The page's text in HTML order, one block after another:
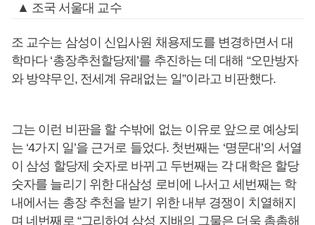
▲ 조국 서울대 교수
조 교수는 삼성이 신입사원 채용제도를 변경하면서 대
학마다 ‘총장추천할당제’를 추진하는 데 대해 “오만방자
와 방약무인, 전세계 유래없는 일”이라고 비판했다.
그는 이런 비판을 할 수밖에 없는 이유로 앞으로 예상되
는 ‘4가지 일’을 근거로 들었다. 첫번째는 ‘명문대’의 서열
이 삼성 할당제 숫자로 바뀌고 두번째는 각 대학은 할당
숫자를 늘리기 위한 대삼성 로비에 나서고 세번째는 학
내에서는 총장 추천을 받기 위한 내부 경쟁이 치열해지
며 네번째로 “그리하여 삼성 지배의 그물은 더욱 촘촘해